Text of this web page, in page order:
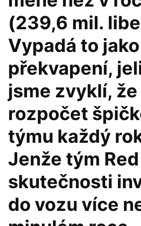
(239,6 mil.
Vypadá to jako
překvapení,
jsme zvyklí, že
rozpočet
týmu každý
Jenže tým
skutečnosti
do vozu více